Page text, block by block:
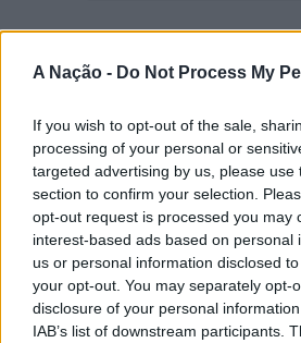
A Nação - Do Not Process My
If you wish to opt-out of the sale,
processing of your personal or
targeted advertising by us, please use
section to confirm your selection.
opt-out request is processed you may
interest-based ads based on personal
us or personal information disclosed
your opt-out. You may separately opt-
disclosure of your personal
IAB’s list of downstream participants.
MASMO – Museu Arqueológico
“Romano por um dia”
Aprender a brincar! Nesta
mais novos, pretende-se, através
antigas brincadeiras, encontrar
diferenças entre o presente e o
visita às ruínas davilla romanade
Odrinhas, as crianças vão
infância na época romana. Brincar
acompanhado pelo executivo
início de uma competição que
ténis.
Apesar das desistências de última
como Casper Ruud (Noruega),
Fokina (Espanha) e Matteo Arnaldi
apresentou um quadro
liderado pelo russo Andrey Rublev,
série, pelo italiano Luciano
Alejandro Tabilo e pelo belga
ATUALIDADE
Castelo Branco:
Internacional de Artes
promete afirmar
património e inovação
“motores de
económico e cultural”
português